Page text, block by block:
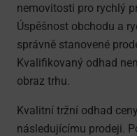
nemovitosti pro rychlý
Úspěšnost obchodu a
správně stanovené
Kvalifikovaný odhad
obraz trhu.
Kvalitní tržní odhad
následujícímu prodeji.